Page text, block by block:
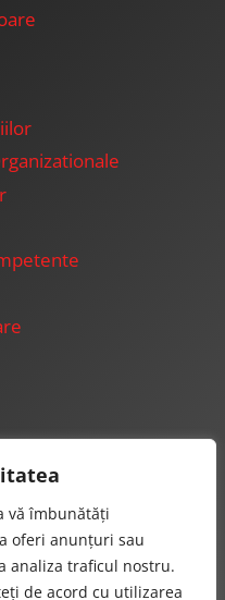
vă îmbunătăți
oferi anunțuri sau
analiza traficul nostru.
de acord cu utilizarea